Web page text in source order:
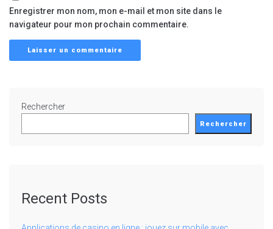
Enregistrer mon nom, mon e-mail et mon site dans le
navigateur pour mon prochain commentaire.
Rechercher
Rechercher
Recent Posts